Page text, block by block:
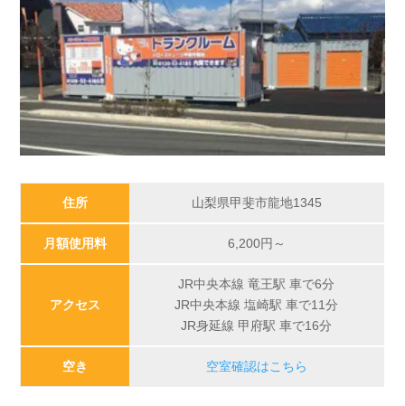
住所 山梨県甲斐市龍地1345
月額使用料 6,200円～
アクセス
JR中央本線 竜王駅 車で6分
JR中央本線 塩崎駅 車で11分
JR身延線 甲府駅 車で16分
空き 空室確認はこちら